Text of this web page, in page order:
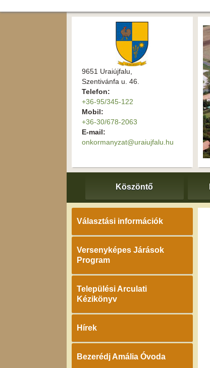
9651 Uraiújfalu,
Szentivánfa u. 46.
Telefon:
+36-95/345-122
Mobil:
+36-30/678-2063
E-mail:
onkormanyzat@uraiujfalu.hu
Köszöntő
Választási információk
Versenyképes Járások
Program
Települési Arculati
Kézikönyv
Hírek
Bezerédj Amália Óvoda